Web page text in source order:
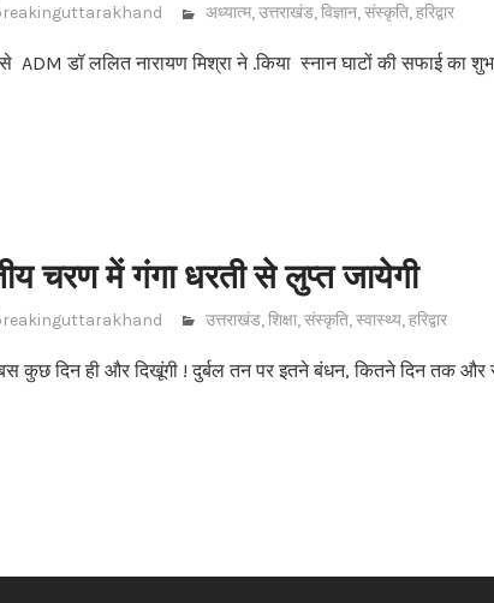
अध्यात्म,उत्तराखंड,विज्ञान,संस्कृति,हरिद्वार
ADM डॉ ललित नारायण मिश्रा ने .किया स्नान घाटों की सफाई का
चरण में गंगा धरती से लुप्त जायेगी
उत्तराखंड,शिक्षा,संस्कृति,स्वास्थ्य,हरिद्वार
कुछ दिन ही और दिखूंगी ! दुर्बल तन पर इतने बंधन, कितने दिन तक और